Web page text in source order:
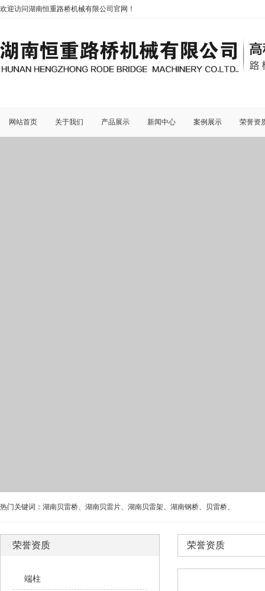
欢迎访问湖南恒重路桥机械有限公司官网！
网站首页 关于我们 产品展示 新闻中心 案例展示 荣誉资
热门关键词： 湖南贝雷桥、 湖南贝雷片、 湖南贝雷架、 湖南钢桥、 贝雷桥、
荣誉资质
荣誉资质
端柱